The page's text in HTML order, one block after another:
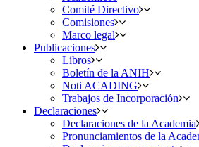
Comité Directivo
Comisiones
Marco legal
Publicaciones
Libros
Boletín de la ANIH
Noti ACADING
Trabajos de Incorporación
Declaraciones
Declaraciones de la Academia
Pronunciamientos de la